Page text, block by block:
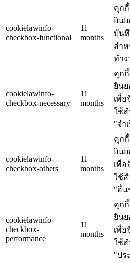
cookielawinfo-
checkbox-functional
11
months
คุก
ยินย
บัน
สำ
ทำง
cookielawinfo-
checkbox-necessary
11
months
คุก
ยินย
เพื่
ใช้
"จำ
cookielawinfo-
checkbox-others
11
months
คุก
ยินย
เพื่
ใช้
"อื่น
cookielawinfo-
checkbox-
performance
11
months
คุก
ยินย
เพื่
ใช้
"ปร